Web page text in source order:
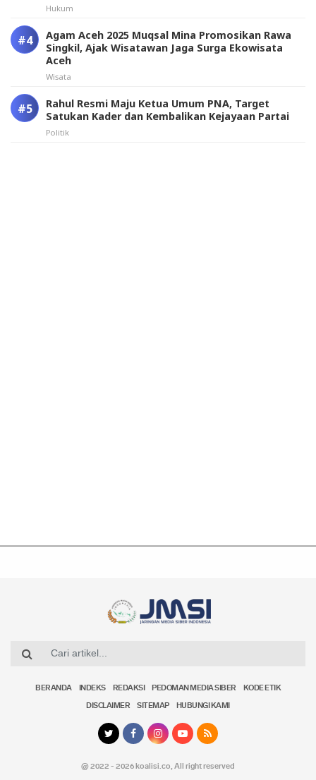
Hukum
Agam Aceh 2025 Muqsal Mina Promosikan Rawa
Singkil, Ajak Wisatawan Jaga Surga Ekowisata
Aceh
Wisata
Rahul Resmi Maju Ketua Umum PNA, Target
Satukan Kader dan Kembalikan Kejayaan Partai
Politik
BERANDA INDEKS REDAKSI PEDOMAN MEDIA SIBER KODE ETIK
DISCLAIMER SITEMAP HUBUNGI KAMI
@ 2022 - 2026 koalisi.co, All right reserved